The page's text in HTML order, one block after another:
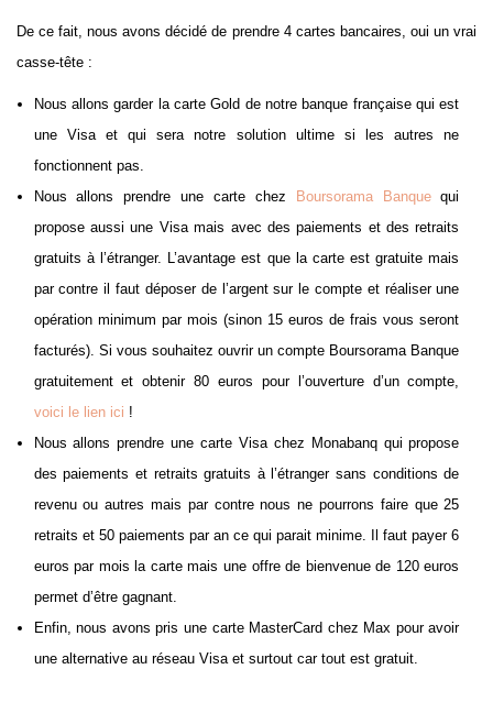
De ce fait, nous avons décidé de prendre 4 cartes bancaires, oui un vrai
casse-tête :
Nous allons garder la carte Gold de notre banque française qui est
une Visa et qui sera notre solution ultime si les autres ne
fonctionnent pas.
Nous allons prendre une carte chez
Boursorama Banquequi
propose aussi une Visa mais avec des paiements et des retraits
gratuits à l’étranger. L’avantage est que la carte est gratuite mais
par contre il faut déposer de l’argent sur le compte et réaliser une
opération minimum par mois (sinon 15 euros de frais vous seront
facturés). Si vous souhaitez ouvrir un compte Boursorama Banque
gratuitement et obtenir 80 euros pour l’ouverture d’un compte,
voici le lien ici !
Nous allons prendre une carte Visa chez Monabanq qui propose
des paiements et retraits gratuits à l’étranger sans conditions de
revenu ou autres mais par contre nous ne pourrons faire que 25
retraits et 50 paiements par an ce qui parait minime. Il faut payer 6
euros par mois la carte mais une offre de bienvenue de 120 euros
permet d’être gagnant.
Enfin, nous avons pris une carte MasterCard chez Max pour avoir
une alternative au réseau Visa et surtout car tout est gratuit.